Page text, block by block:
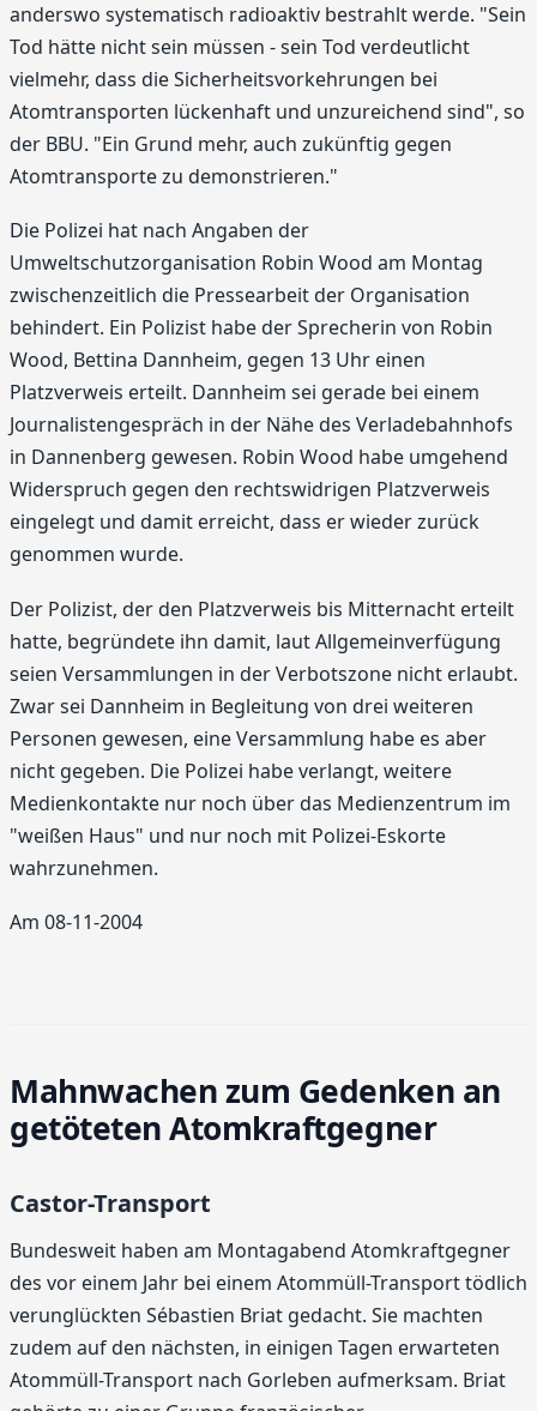
anderswo systematisch radioaktiv bestrahlt werde. "Sein
Tod hätte nicht sein müssen - sein Tod verdeutlicht
vielmehr, dass die Sicherheitsvorkehrungen bei
Atomtransporten lückenhaft und unzureichend sind", so
der BBU. "Ein Grund mehr, auch zukünftig gegen
Atomtransporte zu demonstrieren."
Die Polizei hat nach Angaben der
Umweltschutzorganisation Robin Wood am Montag
zwischenzeitlich die Pressearbeit der Organisation
behindert. Ein Polizist habe der Sprecherin von Robin
Wood, Bettina Dannheim, gegen 13 Uhr einen
Platzverweis erteilt. Dannheim sei gerade bei einem
Journalistengespräch in der Nähe des Verladebahnhofs
in Dannenberg gewesen. Robin Wood habe umgehend
Widerspruch gegen den rechtswidrigen Platzverweis
eingelegt und damit erreicht, dass er wieder zurück
genommen wurde.
Der Polizist, der den Platzverweis bis Mitternacht erteilt
hatte, begründete ihn damit, laut Allgemeinverfügung
seien Versammlungen in der Verbotszone nicht erlaubt.
Zwar sei Dannheim in Begleitung von drei weiteren
Personen gewesen, eine Versammlung habe es aber
nicht gegeben. Die Polizei habe verlangt, weitere
Medienkontakte nur noch über das Medienzentrum im
"weißen Haus" und nur noch mit Polizei-Eskorte
wahrzunehmen.
Am 08-11-2004
Mahnwachen zum Gedenken an
getöteten Atomkraftgegner
Castor-Transport
Bundesweit haben am Montagabend Atomkraftgegner
des vor einem Jahr bei einem Atommüll-Transport tödlich
verunglückten Sébastien Briat gedacht. Sie machten
zudem auf den nächsten, in einigen Tagen erwarteten
Atommüll-Transport nach Gorleben aufmerksam. Briat